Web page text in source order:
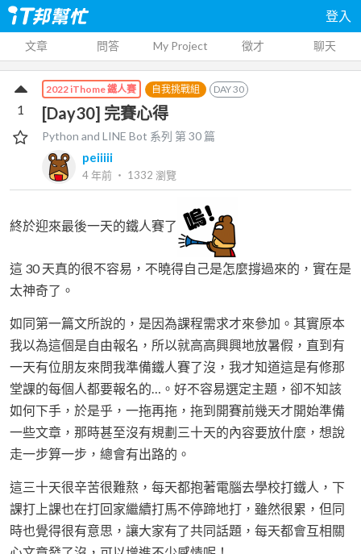
登入
文章 問答 My Project 徵才 聊天
2022 iThome 鐵人賽 自我挑戰組 DAY30
[Day30] 完賽心得
Python and LINE Bot 系列 第30 篇
peiiiii
4 年前 ‧ 1332 瀏覽
1
終於迎來最後一天的鐵人賽了
這 30 天真的很不容易，不曉得自己是怎麼撐過來的，實在是
太神奇了。
如同第一篇文所說的，是因為課程需求才來參加。其實原本
我以為這個是自由報名，所以就高高興興地放暑假，直到有
一天有位朋友來問我準備鐵人賽了沒，我才知道這是有修那
堂課的每個人都要報名的…。好不容易選定主題，卻不知該
如何下手，於是乎，一拖再拖，拖到開賽前幾天才開始準備
一些文章，那時甚至沒有規劃三十天的內容要放什麼，想說
走一步算一步，總會有出路的。
這三十天很辛苦很難熬，每天都抱著電腦去學校打鐵人，下
課打上課也在打回家繼續打馬不停蹄地打，雖然很累，但同
時也覺得很有意思，讓大家有了共同話題，每天都會互相關